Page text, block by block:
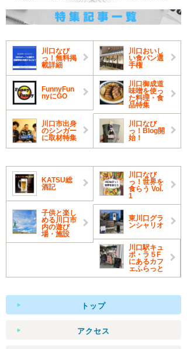
川口なび
っ！無料掲
載詳細
川口おいし
い食パン選
手権
FunnyFun
nyにGO
川口御成道
味噌を使っ
た料理・食
品特集
川口市出身
のシンガー
に取材特集
川口なび
っ！Blog開
始！
KATSU総
酒記
川口なび
っ！世界を
食らう Vol.
1
子供と楽し
める川口市
内の遊び
場・施設
東川口グラ
ンシャリオ
川口駅キュ
ポ・ラ５F
にあるカフ
ェふらっと
トップ
アクセス